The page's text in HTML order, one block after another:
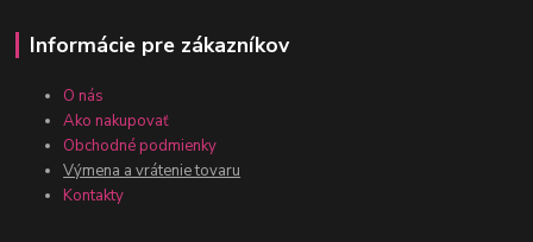
Informácie pre zákazníkov
O nás
Ako nakupovať
Obchodné podmienky
Výmena a vrátenie tovaru
Kontakty